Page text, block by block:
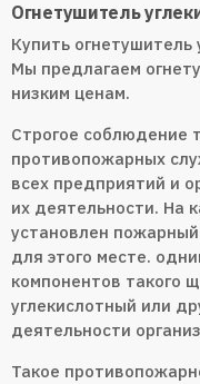
Огнетушитель
Купить огнетушитель
Мы предлагаем
низким ценам.
Строгое соблюдение
противопожарных
всех предприятий и
их деятельности. На
установлен
для этого месте.
компонентов такого
углекислотный или
деятельности
Такое